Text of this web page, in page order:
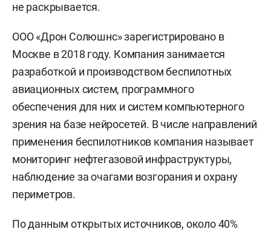
не раскрывается.
ООО «Дрон Солюшнс» зарегистрировано в
Москве в 2018 году. Компания занимается
разработкой и производством беспилотных
авиационных систем, программного
обеспечения для них и систем компьютерного
зрения на базе нейросетей. В числе направлений
применения беспилотников компания называет
мониторинг нефтегазовой инфраструктуры,
наблюдение за очагами возгорания и охрану
периметров.
По данным открытых источников, около 40%